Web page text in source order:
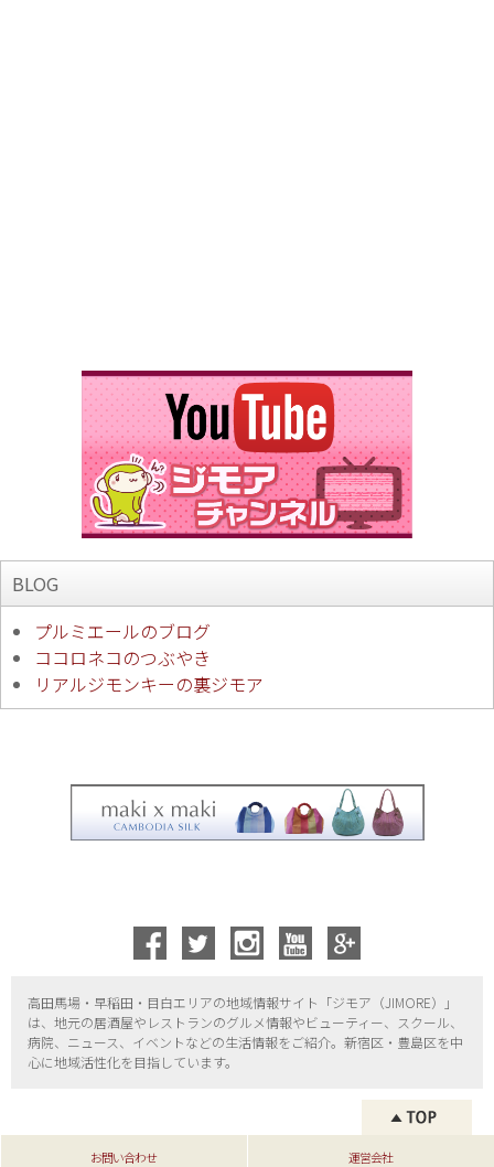
BLOG
プルミエールのブログ
ココロネコのつぶやき
リアルジモンキーの裏ジモア
高田馬場・早稲田・目白エリアの地域情報サイト「ジモア（JIMORE）」
は、地元の居酒屋やレストランのグルメ情報やビューティー、
スクール、
病院、ニュース、イベントなどの生活情報をご紹介。新宿区・ 豊島区を中
心に地域活性化を目指しています。
お問い合わせ 運営会社